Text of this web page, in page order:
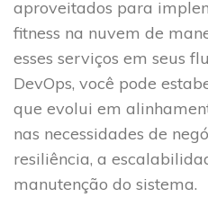
aproveitados para
fitness na nuvem de
esses serviços em seus
DevOps, você pode
que evolui em
nas necessidades de
resiliência, a
manutenção do sistema.